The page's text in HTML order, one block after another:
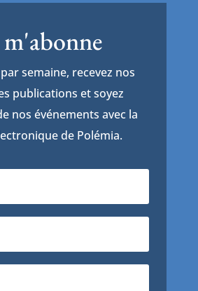
m'abonne
semaine, recevez nos
publications et soyez
nos événements avec la
de Polémia.